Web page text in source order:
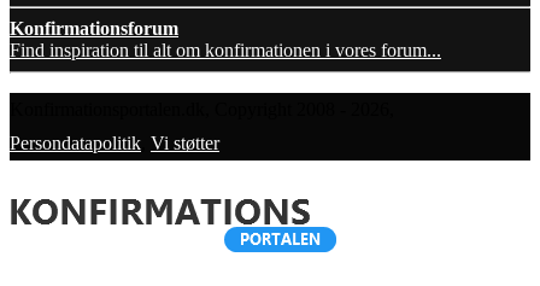
Konfirmationsforum
Find inspiration til alt om konfirmationen i vores forum...
Persondatapolitik Vi støtter